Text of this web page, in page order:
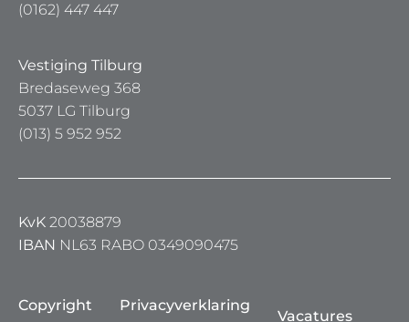
(0162) 447 447
Vestiging Tilburg
Bredaseweg 368
5037 LG Tilburg
(013) 5 952 952
KvK 20038879
IBAN NL63 RABO 0349090475
Copyright Privacyverklaring
Vacatures